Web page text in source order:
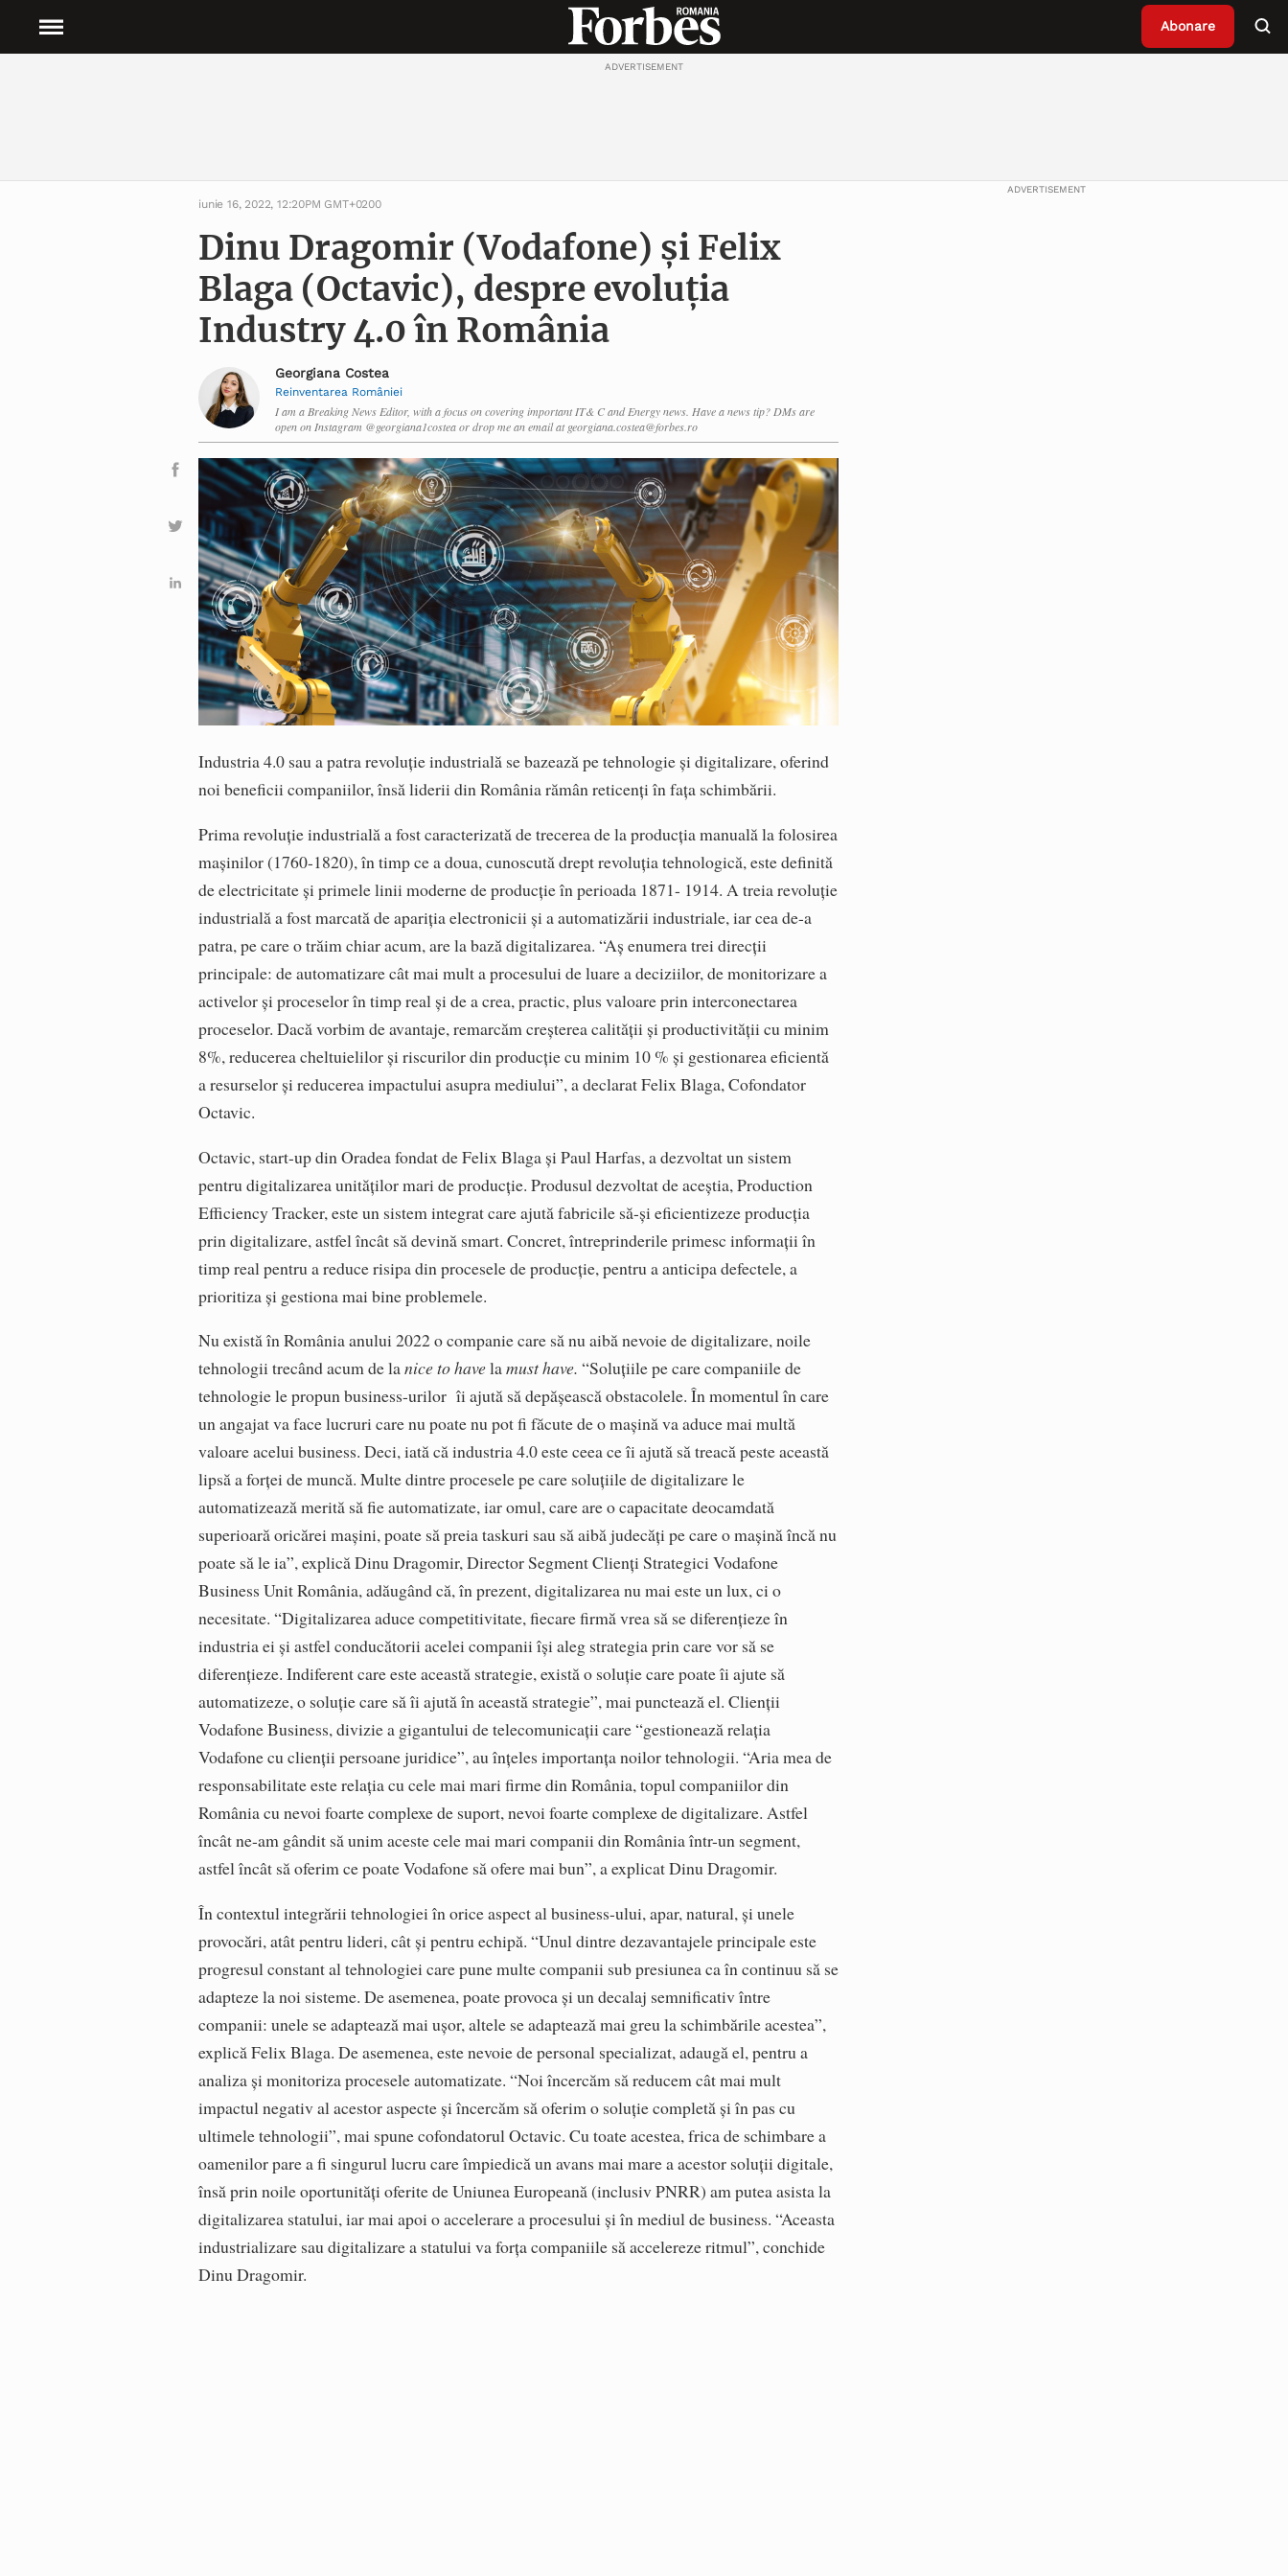
Abonare
ADVERTISEMENT
iunie 16, 2022, 12:20PM GMT+0200
Dinu Dragomir (Vodafone) și Felix
Blaga (Octavic), despre evoluția
Industry 4.0 în România
Georgiana Costea
Reinventarea României
I am a Breaking News Editor, with a focus on covering important IT& C and Energy news. Have a news tip? DMs are
open on Instagram @georgiana1costea or drop me an email at georgiana.costea@forbes.ro
Industria 4.0 sau a patra revoluție industrială se bazează pe tehnologie și digitalizare, oferind
noi beneficii companiilor, însă liderii din România rămân reticenți în fața schimbării.
Prima revoluție industrială a fost caracterizată de trecerea de la producția manuală la folosirea
mașinilor (1760-1820), în timp ce a doua, cunoscută drept revoluția tehnologică, este definită
de electricitate și primele linii moderne de producție în perioada 1871- 1914. A treia revoluție
industrială a fost marcată de apariția electronicii și a automatizării industriale, iar cea de-a
patra, pe care o trăim chiar acum, are la bază digitalizarea. “Aș enumera trei direcții
principale: de automatizare cât mai mult a procesului de luare a deciziilor, de monitorizare a
activelor și proceselor în timp real și de a crea, practic, plus valoare prin interconectarea
proceselor. Dacă vorbim de avantaje, remarcăm creșterea calității și productivității cu minim
8%, reducerea cheltuielilor și riscurilor din producție cu minim 10 % și gestionarea eficientă
a resurselor și reducerea impactului asupra mediului”, a declarat Felix Blaga, Cofondator
Octavic.
Octavic, start-up din Oradea fondat de Felix Blaga și Paul Harfas, a dez­voltat un sistem
pentru digita­lizarea unităţilor mari de producţie. Produsul dezvoltat de aceștia, Production
Efficiency Tracker, este un sistem integrat care ajută fabricile să-și eficientizeze producția
prin digitalizare, astfel încât să devină smart. Concret, întreprinderile primesc informații în
timp real pentru a reduce risipa din procesele de producție, pentru a anticipa defectele, a
prioritiza și gestiona mai bine problemele.
Nu există în România anului 2022 o companie care să nu aibă nevoie de digitalizare, noile
tehnologii trecând acum de lanice to havelamust have. “Soluțiile pe care companiile de
tehnologie le propun business-urilor îi ajută să depășească obstacolele. În momentul în care
un angajat va face lucruri care nu poate nu pot fi făcute de o mașină va aduce mai multă
valoare acelui business. Deci, iată că industria 4.0 este ceea ce îi ajută să treacă peste această
lipsă a forței de muncă. Multe dintre procesele pe care soluțiile de digitalizare le
automatizează merită să fie automatizate, iar omul, care are o capacitate deocamdată
superioară oricărei mașini, poate să preia taskuri sau să aibă judecăți pe care o mașină încă nu
poate să le ia”, explică Dinu Dragomir, Director Segment Clienți Strategici Vodafone
Business Unit România, adăugând că, în prezent, digitalizarea nu mai este un lux, ci o
necesitate. “Digitalizarea aduce competitivitate, fiecare firmă vrea să se diferențieze în
industria ei și astfel conducătorii acelei companii își aleg strategia prin care vor să se
diferențieze. Indiferent care este această strategie, există o soluție care poate îi ajute să
automatizeze, o soluție care să îi ajută în această strategie”, mai punctează el. Clienții
Vodafone Business, divizie a gigantului de telecomunicații care “gestionează relația
Vodafone cu clienții persoane juridice”, au înțeles importanța noilor tehnologii. “Aria mea de
responsabilitate este relația cu cele mai mari firme din România, topul companiilor din
România cu nevoi foarte complexe de suport, nevoi foarte complexe de digitalizare. Astfel
încât ne-am gândit să unim aceste cele mai mari companii din România într-un segment,
astfel încât să oferim ce poate Vodafone să ofere mai bun”, a explicat Dinu Dragomir.
În contextul integrării tehnologiei în orice aspect al business-ului, apar, natural, și unele
provocări, atât pentru lideri, cât și pentru echipă. “Unul dintre dezavantajele principale este
progresul constant al tehnologiei care pune multe companii sub presiunea ca în continuu să se
adapteze la noi sisteme. De asemenea, poate provoca și un decalaj semnificativ între
companii: unele se adaptează mai ușor, altele se adaptează mai greu la schimbările acestea”,
explică Felix Blaga. De asemenea, este nevoie de personal specializat, adaugă el, pentru a
analiza și monitoriza procesele automatizate. “Noi încercăm să reducem cât mai mult
impactul negativ al acestor aspecte și încercăm să oferim o soluție completă și în pas cu
ultimele tehnologii”, mai spune cofondatorul Octavic. Cu toate acestea, frica de schimbare a
oamenilor pare a fi singurul lucru care împiedică un avans mai mare a acestor soluții digitale,
însă prin noile oportunități oferite de Uniunea Europeană (inclusiv PNRR) am putea asista la
digitalizarea statului, iar mai apoi o accelerare a procesului și în mediul de business. “Aceasta
industrializare sau digitalizare a statului va forța companiile să accelereze ritmul”, conchide
Dinu Dragomir.